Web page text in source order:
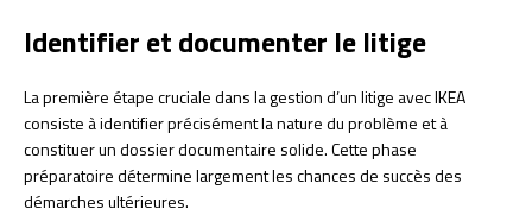
Identifier et documenter le litige
La première étape cruciale dans la gestion d’un litige avec IKEA
consiste à identifier précisément la nature du problème et à
constituer un dossier documentaire solide. Cette phase
préparatoire détermine largement les chances de succès des
démarches ultérieures.